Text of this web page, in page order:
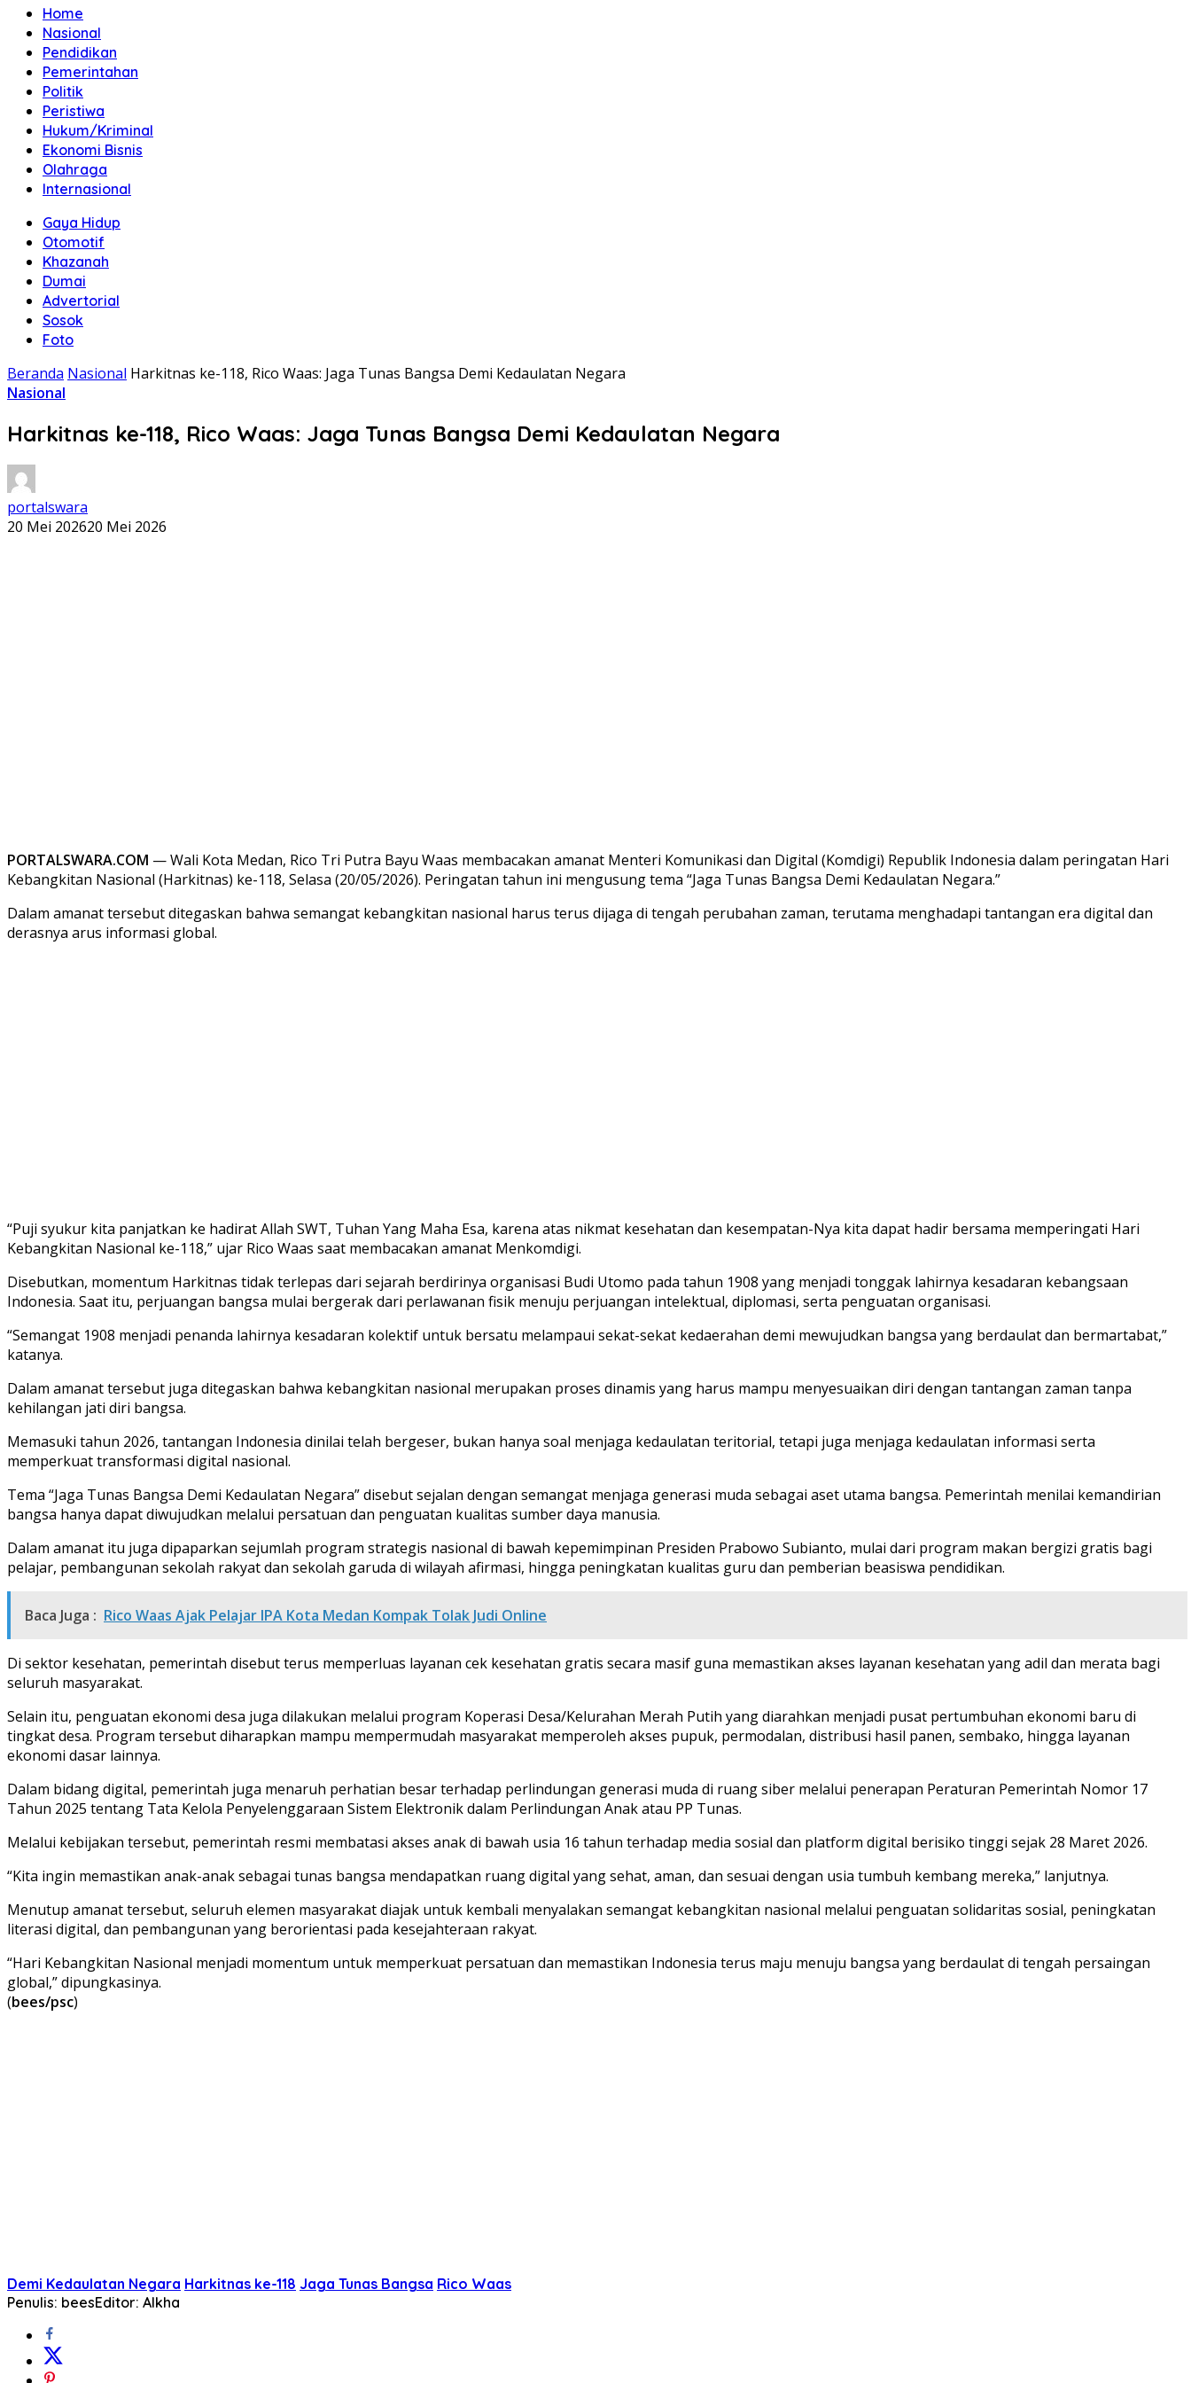
Home
Nasional
Pendidikan
Pemerintahan
Politik
Peristiwa
Hukum/Kriminal
Ekonomi Bisnis
Olahraga
Internasional
Gaya Hidup
Otomotif
Khazanah
Dumai
Advertorial
Sosok
Foto
Beranda Nasional Harkitnas ke-118, Rico Waas: Jaga Tunas Bangsa Demi Kedaulatan Negara
Nasional
Harkitnas ke-118, Rico Waas: Jaga Tunas Bangsa Demi Kedaulatan Negara
portalswara
20 Mei 202620 Mei 2026
PORTALSWARA.COM — Wali Kota Medan, Rico Tri Putra Bayu Waas membacakan amanat Menteri Komunikasi dan Digital (Komdigi) Republik Indonesia dalam peringatan Hari
Kebangkitan Nasional (Harkitnas) ke-118, Selasa (20/05/2026). Peringatan tahun ini mengusung tema “Jaga Tunas Bangsa Demi Kedaulatan Negara.”
Dalam amanat tersebut ditegaskan bahwa semangat kebangkitan nasional harus terus dijaga di tengah perubahan zaman, terutama menghadapi tantangan era digital dan
derasnya arus informasi global.
“Puji syukur kita panjatkan ke hadirat Allah SWT, Tuhan Yang Maha Esa, karena atas nikmat kesehatan dan kesempatan-Nya kita dapat hadir bersama memperingati Hari
Kebangkitan Nasional ke-118,” ujar Rico Waas saat membacakan amanat Menkomdigi.
Disebutkan, momentum Harkitnas tidak terlepas dari sejarah berdirinya organisasi Budi Utomo pada tahun 1908 yang menjadi tonggak lahirnya kesadaran kebangsaan
Indonesia. Saat itu, perjuangan bangsa mulai bergerak dari perlawanan fisik menuju perjuangan intelektual, diplomasi, serta penguatan organisasi.
“Semangat 1908 menjadi penanda lahirnya kesadaran kolektif untuk bersatu melampaui sekat-sekat kedaerahan demi mewujudkan bangsa yang berdaulat dan bermartabat,”
katanya.
Dalam amanat tersebut juga ditegaskan bahwa kebangkitan nasional merupakan proses dinamis yang harus mampu menyesuaikan diri dengan tantangan zaman tanpa
kehilangan jati diri bangsa.
Memasuki tahun 2026, tantangan Indonesia dinilai telah bergeser, bukan hanya soal menjaga kedaulatan teritorial, tetapi juga menjaga kedaulatan informasi serta
memperkuat transformasi digital nasional.
Tema “Jaga Tunas Bangsa Demi Kedaulatan Negara” disebut sejalan dengan semangat menjaga generasi muda sebagai aset utama bangsa. Pemerintah menilai kemandirian
bangsa hanya dapat diwujudkan melalui persatuan dan penguatan kualitas sumber daya manusia.
Dalam amanat itu juga dipaparkan sejumlah program strategis nasional di bawah kepemimpinan Presiden Prabowo Subianto, mulai dari program makan bergizi gratis bagi
pelajar, pembangunan sekolah rakyat dan sekolah garuda di wilayah afirmasi, hingga peningkatan kualitas guru dan pemberian beasiswa pendidikan.
Baca Juga : Rico Waas Ajak Pelajar IPA Kota Medan Kompak Tolak Judi Online
Di sektor kesehatan, pemerintah disebut terus memperluas layanan cek kesehatan gratis secara masif guna memastikan akses layanan kesehatan yang adil dan merata bagi
seluruh masyarakat.
Selain itu, penguatan ekonomi desa juga dilakukan melalui program Koperasi Desa/Kelurahan Merah Putih yang diarahkan menjadi pusat pertumbuhan ekonomi baru di
tingkat desa. Program tersebut diharapkan mampu mempermudah masyarakat memperoleh akses pupuk, permodalan, distribusi hasil panen, sembako, hingga layanan
ekonomi dasar lainnya.
Dalam bidang digital, pemerintah juga menaruh perhatian besar terhadap perlindungan generasi muda di ruang siber melalui penerapan Peraturan Pemerintah Nomor 17
Tahun 2025 tentang Tata Kelola Penyelenggaraan Sistem Elektronik dalam Perlindungan Anak atau PP Tunas.
Melalui kebijakan tersebut, pemerintah resmi membatasi akses anak di bawah usia 16 tahun terhadap media sosial dan platform digital berisiko tinggi sejak 28 Maret 2026.
“Kita ingin memastikan anak-anak sebagai tunas bangsa mendapatkan ruang digital yang sehat, aman, dan sesuai dengan usia tumbuh kembang mereka,” lanjutnya.
Menutup amanat tersebut, seluruh elemen masyarakat diajak untuk kembali menyalakan semangat kebangkitan nasional melalui penguatan solidaritas sosial, peningkatan
literasi digital, dan pembangunan yang berorientasi pada kesejahteraan rakyat.
“Hari Kebangkitan Nasional menjadi momentum untuk memperkuat persatuan dan memastikan Indonesia terus maju menuju bangsa yang berdaulat di tengah persaingan
global,” dipungkasinya.
(bees/psc)
Demi Kedaulatan Negara Harkitnas ke-118 Jaga Tunas Bangsa Rico Waas
Penulis: beesEditor: Alkha